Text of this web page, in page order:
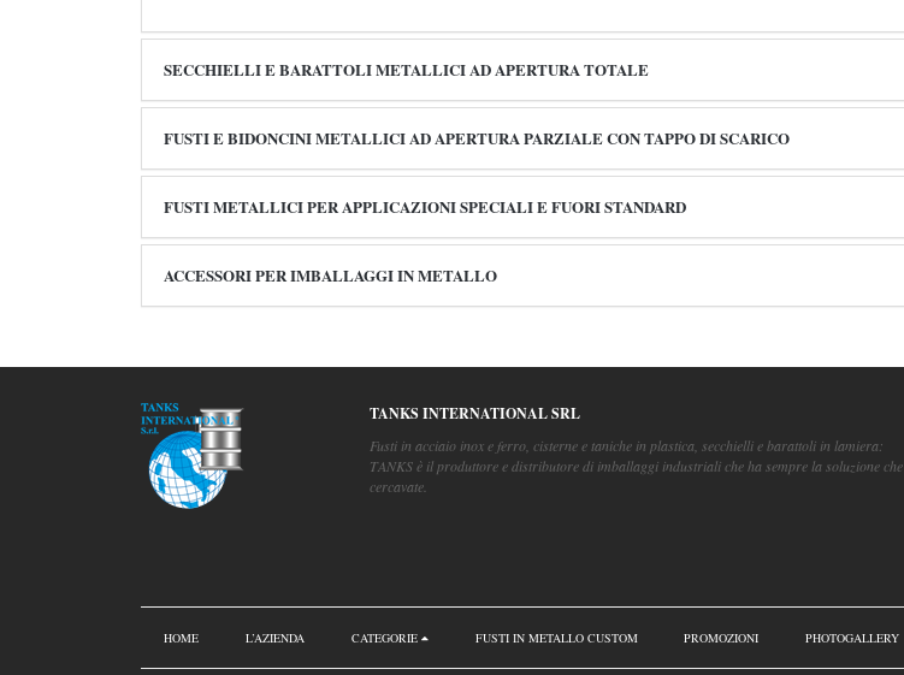
SECCHIELLI E BARATTOLI METALLICI AD APERTURA TOTALE
FUSTI E BIDONCINI METALLICI AD APERTURA PARZIALE CON TAPPO DI SCARICO
FUSTI METALLICI PER APPLICAZIONI SPECIALI E FUORI STANDARD
ACCESSORI PER IMBALLAGGI IN METALLO
TANKS INTERNATIONAL SRL
Fusti in acciaio inox e ferro, cisterne e taniche in plastica, secchielli e barattoli in lamiera:
TANKS è il produttore e distributore di imballaggi industriali che ha sempre la soluzione che
cercavate.
HOME L’AZIENDA CATEGORIE FUSTI IN METALLO CUSTOM PROMOZIONI PHOTOGALLERY